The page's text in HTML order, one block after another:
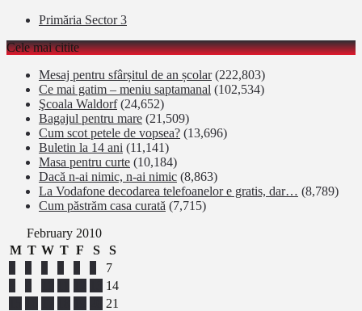
Primăria Sector 3
Cele mai citite
Mesaj pentru sfârșitul de an școlar (222,803)
Ce mai gatim – meniu saptamanal (102,534)
Şcoala Waldorf (24,652)
Bagajul pentru mare (21,509)
Cum scot petele de vopsea? (13,696)
Buletin la 14 ani (11,141)
Masa pentru curte (10,184)
Dacă n-ai nimic, n-ai nimic (8,863)
La Vodafone decodarea telefoanelor e gratis, dar… (8,789)
Cum păstrăm casa curată (7,715)
February 2010
M T W T F S
S
7
14
21